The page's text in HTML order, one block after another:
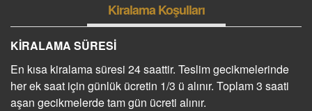
HAKKIMIZDA
FİYAT LİSTESİ
TRANSFER
Kiralama Koşulları
KİRALAMA SÜRESİ
En kısa kiralama süresi 24 saattir. Teslim gecikmelerinde
her ek saat için günlük ücretin 1/3 ü alınır. Toplam 3 saati
aşan gecikmelerde tam gün ücreti alınır.